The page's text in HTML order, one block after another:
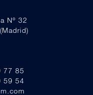
Nº 32
77 85
59 54